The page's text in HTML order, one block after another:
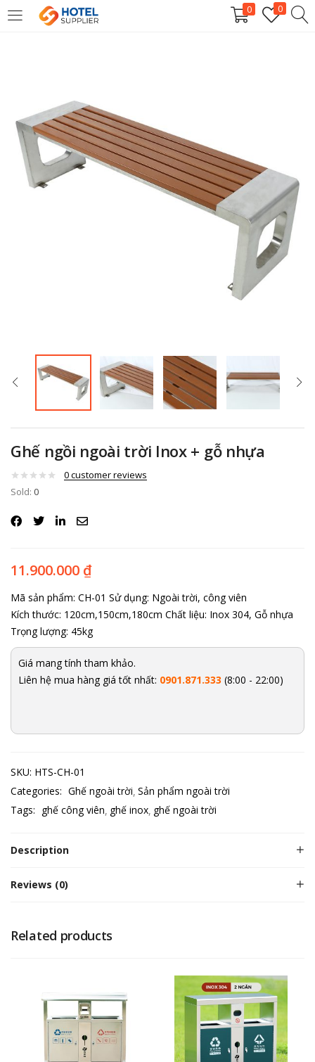
0 0
LOGIN
Ghế ngồi ngoài trời Inox + gỗ nhựa
0customer reviews
Sold: 0
11.900.000 ₫
Mã sản phẩm: CH-01 Sử dụng: Ngoài trời, công viên
Kích thước: 120cm,150cm,180cm Chất liệu: Inox 304, Gỗ nhựa
Trọng lượng: 45kg
Giá mang tính tham khảo.
Liên hệ mua hàng giá tốt nhất: 0901.871.333 (8:00 - 22:00)
SKU: HTS-CH-01
Categories: Ghế ngoài trời Sản phẩm ngoài trời
Tags: ghế công viên ghế inox ghế ngoài trời
Description
Reviews (0)
Related products